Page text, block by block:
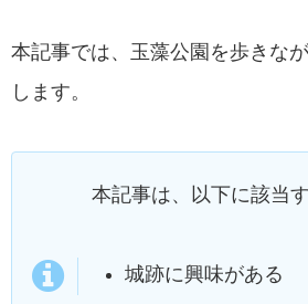
本記事では、玉藻公園を歩きな
します。
本記事は、以下に該当
城跡に興味がある